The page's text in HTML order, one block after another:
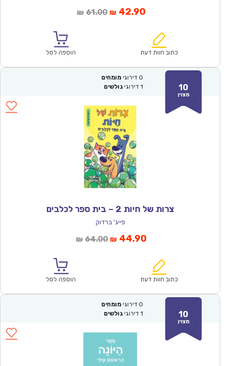
₪ 61.00המחיר
₪61.00.
₪ 42.90המחיר
הוא:
כתוב חוות דעת הוספה לסל
10
מצוין
0 דירוגי מומחים
1 דירוגי גולשים
צרות של חיות 2 – בית ספר לכלבים
פייג' ברדוק
₪ 64.00המחיר
₪64.00.
₪ 44.90המחיר
הוא:
כתוב חוות דעת הוספה לסל
10
מצוין
0 דירוגי מומחים
1 דירוגי גולשים